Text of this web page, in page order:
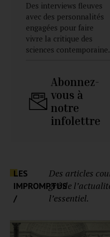
Des interviews fleuves
avec des personnalités
engagées pour faire
vivre la critique des
sciences contemporaine.
Abonnez-
vous à
notre
infolettre
LES
IMPROMPTUS
/
Des articles
gré de
l’essentiel.